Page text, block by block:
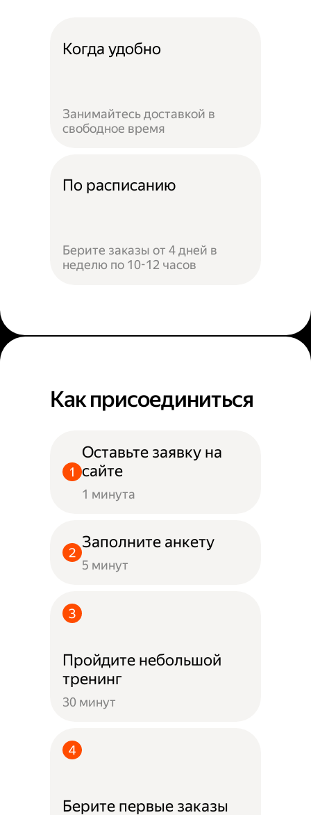
Когда удобно
Занимайтесь доставкой в
свободное время
По расписанию
Берите заказы от 4 дней в
неделю по 10-12 часов
Как присоединиться
Оставьте заявку на
сайте
1 минута
Заполните анкету
5 минут
Пройдите небольшой
тренинг
30 минут
Берите первые заказы